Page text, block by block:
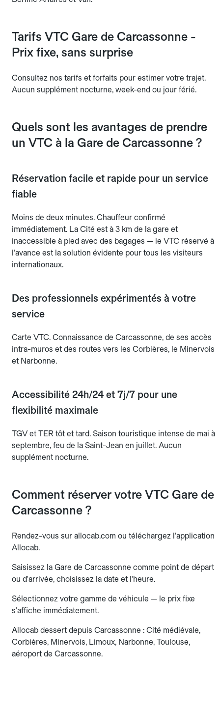
Tarifs VTC Gare de Carcassonne -
Prix fixe, sans surprise
Consultez nos tarifs et forfaits pour estimer votre trajet.
Aucun supplément nocturne, week-end ou jour férié.
Quels sont les avantages de prendre
un VTC à la Gare de Carcassonne ?
Réservation facile et rapide pour un service
fiable
Moins de deux minutes. Chauffeur confirmé
immédiatement. La Cité est à 3 km de la gare et
inaccessible à pied avec des bagages — le VTC réservé à
l'avance est la solution évidente pour tous les visiteurs
internationaux.
Des professionnels expérimentés à votre
service
Carte VTC. Connaissance de Carcassonne, de ses accès
intra-muros et des routes vers les Corbières, le Minervois
et Narbonne.
Accessibilité 24h/24 et 7j/7 pour une
flexibilité maximale
TGV et TER tôt et tard. Saison touristique intense de mai à
septembre, feu de la Saint-Jean en juillet. Aucun
supplément nocturne.
Comment réserver votre VTC Gare de
Carcassonne ?
Rendez-vous sur allocab.com ou téléchargez l'application
Allocab.
Saisissez la Gare de Carcassonne comme point de départ
ou d'arrivée, choisissez la date et l'heure.
Sélectionnez votre gamme de véhicule — le prix fixe
s'affiche immédiatement.
Allocab dessert depuis Carcassonne : Cité médiévale,
Corbières, Minervois, Limoux, Narbonne, Toulouse,
aéroport de Carcassonne.